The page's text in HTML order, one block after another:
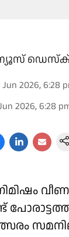
Jun 2026, 6:28
2026, 6:28